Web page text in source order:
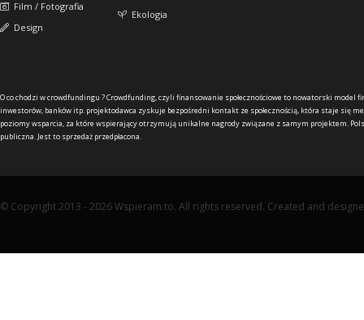
Film / Fotografia
Design
Ekologia
O co chodzi w crowdfundingu ?Crowdfunding, czyli finansowanie społecznościowe to nowatorski model
inwestorów, banków itp. projektodawca zyskuje bezpośredni kontakt ze społecznością, która staje się
poziomy wsparcia, za które wspierający otrzymują unikalne nagrody związane z samym projektem.
publiczna. Jest to sprzedaż przedpłacona.
© Copyright 2013 - 2026 Wspieram.to. All rights reserved. Created and